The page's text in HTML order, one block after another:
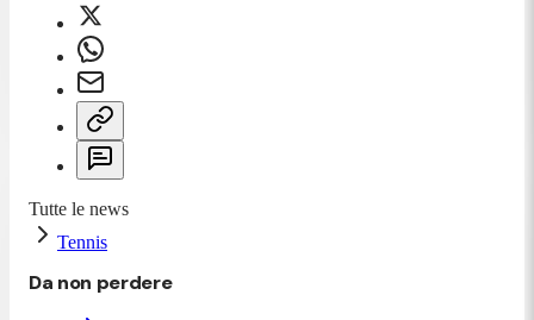
Tutte le news
Tennis
Da non perdere